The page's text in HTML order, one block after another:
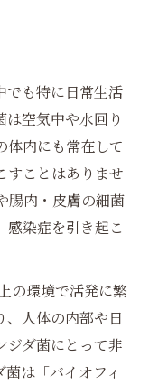
でも特に日常生活
空気中や水回り
体内にも常在して
すことはありませ
腸内・皮膚の細菌
感染症を引き起こ
の環境で活発に繁
、人体の内部や日
ジダ菌にとって非
は「バイオフィ